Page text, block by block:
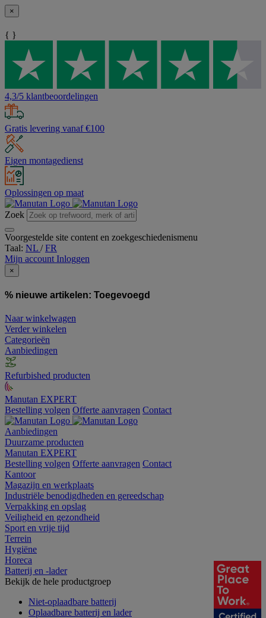
×
{ }
4,3/5 klantbeoordelingen
Gratis levering vanaf €100
Eigen montagedienst
Oplossingen op maat
Zoek
Voorgestelde site content en zoekgeschiedenismenu
Taal: NL /FR
Mijn account Inloggen
×
% nieuwe artikelen: Toegevoegd
Naar winkelwagen
Verder winkelen
Categorieën
Aanbiedingen
Refurbished producten
Manutan EXPERT
Bestelling volgen Offerte aanvragen Contact
Aanbiedingen
Duurzame producten
Manutan EXPERT
Bestelling volgen Offerte aanvragen Contact
Kantoor
Magazijn en werkplaats
Industriële benodigdheden en gereedschap
Verpakking en opslag
Veiligheid en gezondheid
Sport en vrije tijd
Terrein
Hygiëne
Horeca
Batterij en -lader
Bekijk de hele productgroep
Niet-oplaadbare batterij
Oplaadbare batterij en lader